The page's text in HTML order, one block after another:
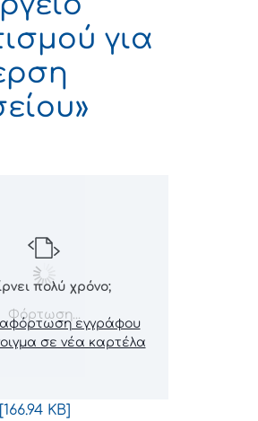
για
Φόρτωση...
πολύ χρόνο;
εγγράφου
σε νέα καρτέλα
KB]